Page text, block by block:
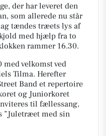
der har leveret den
som allerede nu står
tændes træets lys af
med hjælp fra to
rammer 16.30.
med velkomst ved
Tilma. Herefter
Band et repertoire
og Juniorkoret
til fællessang,
”Juletræet med sin